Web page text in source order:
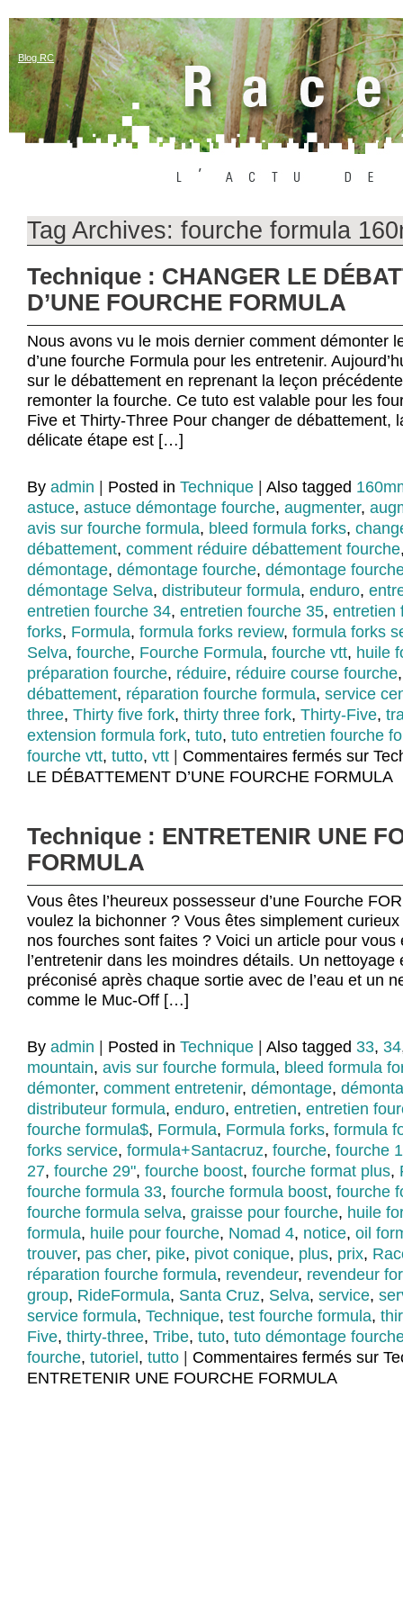
Blog RC
Tag Archives: fourche formula
Technique : CHANGER LE
D’UNE FOURCHE FORMULA
Nous avons vu le mois dernier comment démonter
d’une fourche Formula pour les entretenir.
sur le débattement en reprenant la leçon
remonter la fourche. Ce tuto est valable pour les
Five et Thirty-Three Pour changer de débattement,
délicate étape est […]
By admin Posted in Technique Also tagged
astuce, astuce démontage fourche, augmenter,
avis sur fourche formula, bleed formula forks,
débattement, comment réduire débattement fourche
démontage, démontage fourche, démontage
démontage Selva, distributeur formula, enduro,
entretien fourche 34, entretien fourche 35, entretien
forks, Formula, formula forks review, formula forks
Selva, fourche, Fourche Formula, fourche vtt, huile
préparation fourche, réduire, réduire course fourche
débattement, réparation fourche formula, service
three, Thirty five fork, thirty three fork, Thirty-Five,
extension formula fork, tuto, tuto entretien fourche
fourche vtt, tutto, vtt Commentaires fermés sur
LE DÉBATTEMENT D’UNE FOURCHE FORMULA
Technique : ENTRETENIR UNE
FORMULA
Vous êtes l’heureux possesseur d’une Fourche
voulez la bichonner ? Vous êtes simplement
nos fourches sont faites ? Voici un article pour vous
l’entretenir dans les moindres détails. Un nettoyage
préconisé après chaque sortie avec de l’eau et un
comme le Muc-Off […]
By admin Posted in Technique Also tagged 33, 34
mountain, avis sur fourche formula, bleed formula
démonter, comment entretenir, démontage,
distributeur formula, enduro, entretien, entretien
fourche formula$, Formula, Formula forks, formula
forks service, formula+Santacruz, fourche, fourche
27, fourche 29", fourche boost, fourche format plus,
fourche formula 33, fourche formula boost, fourche
fourche formula selva, graisse pour fourche, huile
formula, huile pour fourche, Nomad 4, notice, oil
trouver, pas cher, pike, pivot conique, plus, prix,
réparation fourche formula, revendeur, revendeur
group, RideFormula, Santa Cruz, Selva, service,
service formula, Technique, test fourche formula,
Five, thirty-three, Tribe, tuto, tuto démontage
fourche, tutoriel , tutto Commentaires fermés sur
ENTRETENIR UNE FOURCHE FORMULA